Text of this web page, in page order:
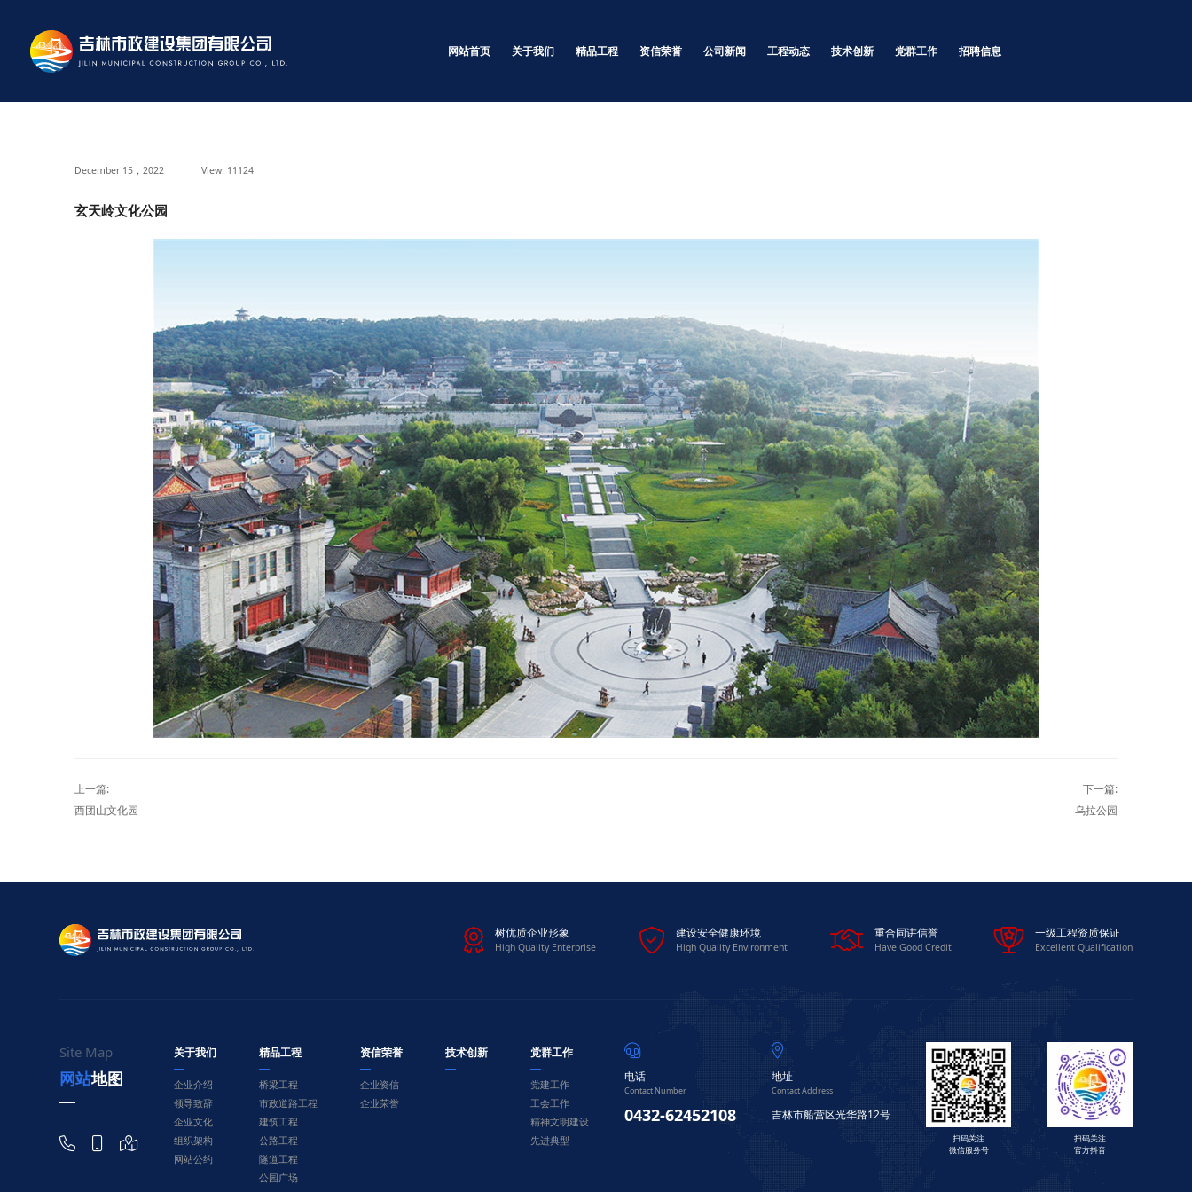
网站首页 关于我们 精品工程 资信荣誉 公司新闻 工程动态 技术创新 党群工作 招聘信息
December 15，2022 View: 11124
玄天岭文化公园
西团山文化园 乌拉公园
 树优质企业形象
High Quality Enterprise  建设安全健康环境
High Quality Environment  重合同讲信誉
Have Good Credit  一级工程资质保证
Excellent Qualification
Site Map
网站地图
  
关于我们
企业介绍
领导致辞
企业文化
组织架构
网站公约
精品工程
桥梁工程
市政道路工程
建筑工程
公路工程
隧道工程
公园广场
资信荣誉
企业资信
企业荣誉
技术创新 党群工作
党建工作
工会工作
精神文明建设
先进典型

电话
Contact Number
0432-62452108

地址
Contact Address
吉林市船营区光华路12号
扫码关注
微信服务号
扫码关注
官方抖音